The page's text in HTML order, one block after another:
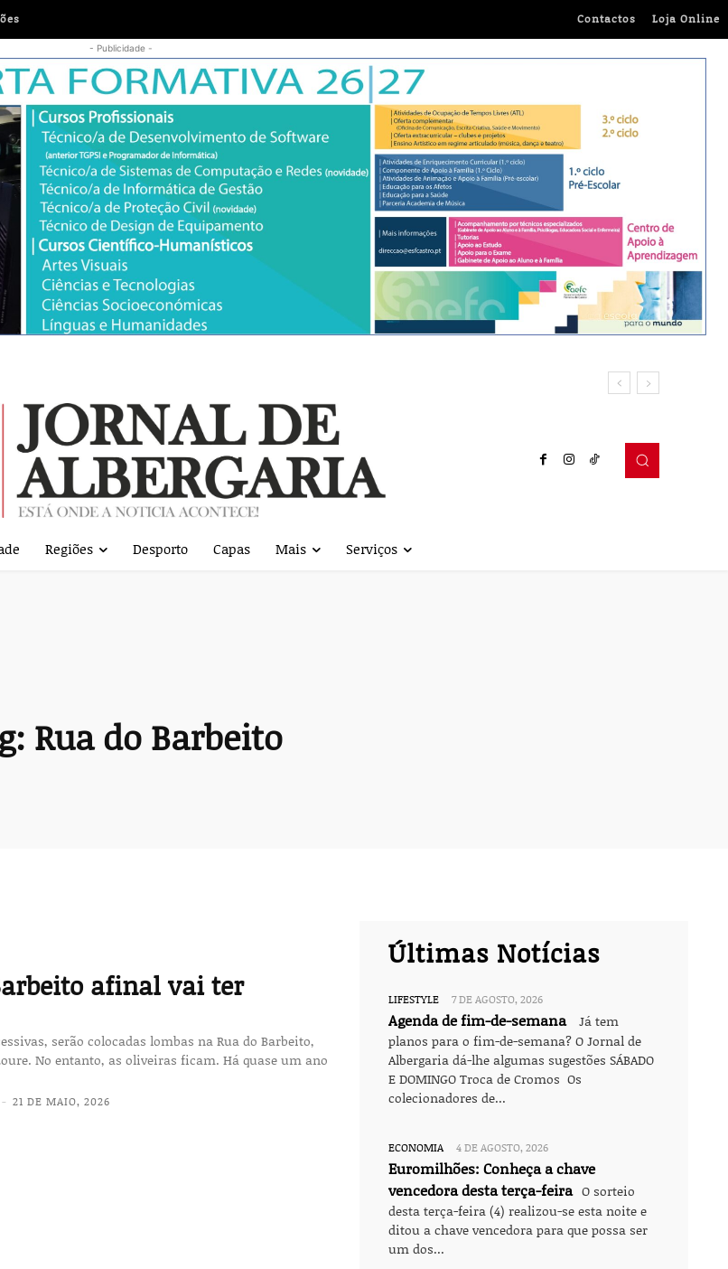
Contactos Loja Online
- Publicidade -
Regiões Desporto Capas Mais Serviços
Rua do Barbeito
afinal vai ter
serão colocadas lombas na Rua do Barbeito,
No entanto, as oliveiras ficam. Há quase um ano
- 21 DE MAIO, 2026
Últimas Notícias
LIFESTYLE 7 DE AGOSTO, 2026
Agenda de fim-de-semana
Já tem
planos para o fim-de-semana? O Jornal de
Albergaria dá-lhe algumas sugestões SÁBADO
E DOMINGO Troca de Cromos Os
colecionadores de...
ECONOMIA 4 DE AGOSTO, 2026
Euromilhões: Conheça a chave
vencedora desta terça-feira O sorteio
desta terça-feira (4) realizou-se esta noite e
ditou a chave vencedora para que possa ser
um dos...